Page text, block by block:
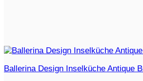
Ballerina Design Inselküche Antique